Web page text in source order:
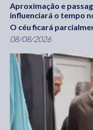
Aproximação e
influenciará o tempo
O céu ficará
08/08/2026